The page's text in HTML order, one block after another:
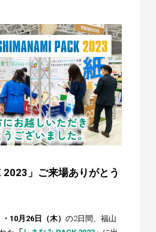
2023」ご来場ありがとう
10月26日（木） の2日間、福山